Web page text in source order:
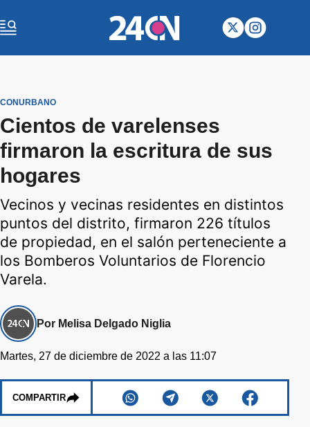
CONURBANO
Cientos de varelenses
firmaron la escritura de sus
hogares
Vecinos y vecinas residentes en distintos
puntos del distrito, firmaron 226 títulos
de propiedad, en el salón perteneciente a
los Bomberos Voluntarios de Florencio
Varela.
Por Melisa Delgado Niglia
Martes, 27 de diciembre de 2022 a las 11:07
COMPARTIR